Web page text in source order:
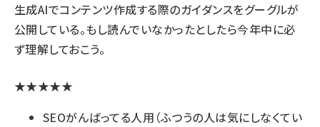
生成AIでコンテンツ作成する際のガイダンスをグーグルが
公開している。もし読んでいなかったとしたら今年中に必
ず理解しておこう。
★★★★★
SEOがんばってる人用（ふつうの人は気にしなくてい